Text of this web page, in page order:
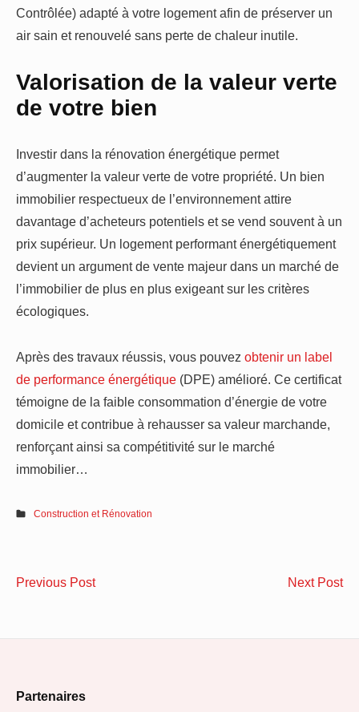
Contrôlée) adapté à votre logement afin de préserver un
air sain et renouvelé sans perte de chaleur inutile.
Valorisation de la valeur verte
de votre bien
Investir dans la rénovation énergétique permet
d’augmenter la valeur verte de votre propriété. Un bien
immobilier respectueux de l’environnement attire
davantage d’acheteurs potentiels et se vend souvent à un
prix supérieur. Un logement performant énergétiquement
devient un argument de vente majeur dans un marché de
l’immobilier de plus en plus exigeant sur les critères
écologiques.
Après des travaux réussis, vous pouvez obtenir un label
de performance énergétique (DPE) amélioré. Ce certificat
témoigne de la faible consommation d’énergie de votre
domicile et contribue à rehausser sa valeur marchande,
renforçant ainsi sa compétitivité sur le marché
immobilier…
Construction et Rénovation
Navigation
Previous PostPourquoi
Next Post
Partenaires